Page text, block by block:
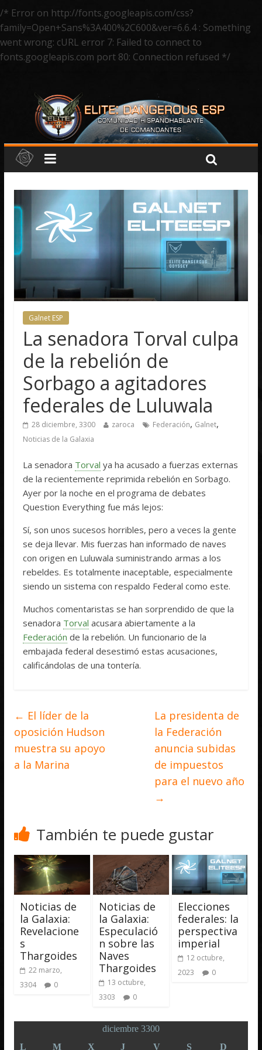
/* Error on http://fonts.googleapis.com/css?
family=Open+Sans%3A400%2C600&ver=6.6.4 : Something
went wrong: cURL error 7: Failed to connect to
fonts.googleapis.com port 80: Connection refused */
Galnet ESP
La senadora Torval culpa
de la rebelión de
Sorbago a agitadores
federales de Luluwala
28 diciembre, 3300 zaroca Federación, Galnet,
Noticias de la Galaxia
La senadora Torval ya ha acusado a fuerzas externas
de la recientemente reprimida rebelión en Sorbago.
Ayer por la noche en el programa de debates
Question Everything fue más lejos:
Sí, son unos sucesos horribles, pero a veces la gente
se deja llevar. Mis fuerzas han informado de naves
con origen en Luluwala suministrando armas a los
rebeldes. Es totalmente inaceptable, especialmente
siendo un sistema con respaldo Federal como este.
Muchos comentaristas se han sorprendido de que la
senadora Torval acusara abiertamente a la
Federación de la rebelión. Un funcionario de la
embajada federal desestimó estas acusaciones,
calificándolas de una tontería.
← El líder de la
oposición Hudson
muestra su apoyo
a la Marina
La presidenta de
la Federación
anuncia subidas
de impuestos
para el nuevo año
→
También te puede gustar
Noticias de
la Galaxia:
Revelacione
s
Thargoides
22 marzo,
3304
0
Noticias de
la Galaxia:
Especulació
n sobre las
Naves
Thargoides
13 octubre,
3303
0
Elecciones
federales: la
perspectiva
imperial
12 octubre,
2023
0
diciembre 3300
L
M X J V S D